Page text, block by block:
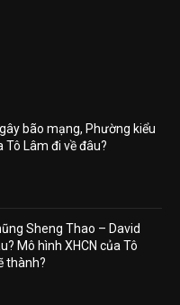
bão mạng, Phường kiểu
Tô Lâm đi về đâu?
Sheng Thao – David
Mô hình XHCN của Tô
thành?